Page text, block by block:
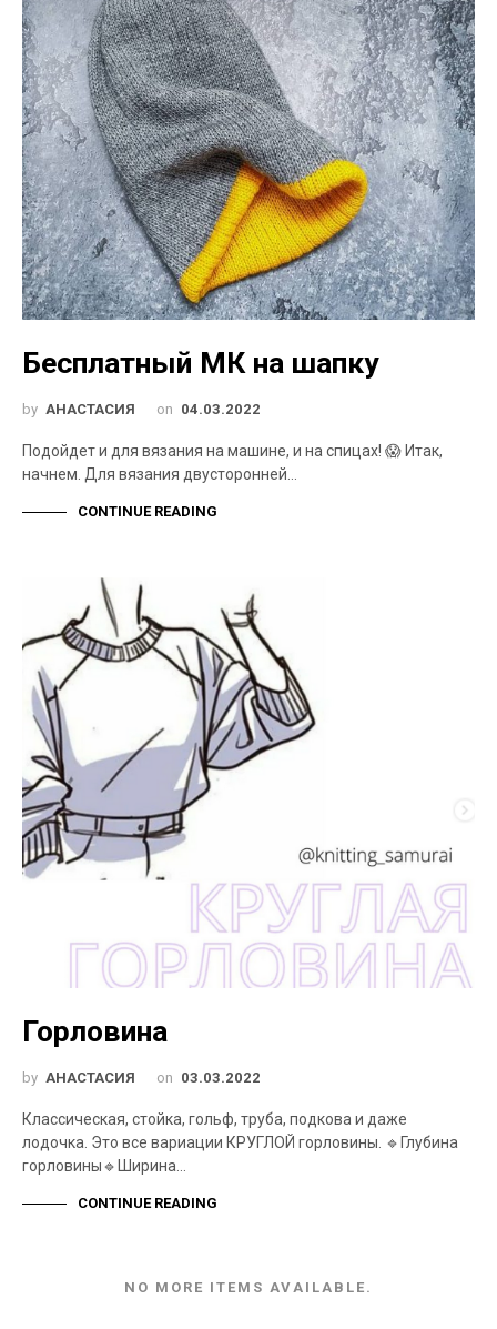
Бесплатный МК на шапку
by АНАСТАСИЯ on 04.03.2022
Подойдет и для вязания на машине, и на спицах! 😱 Итак,
начнем. Для вязания двусторонней…
CONTINUE READING
Горловина
by АНАСТАСИЯ on 03.03.2022
Классическая, стойка, гольф, труба, подкова и даже
лодочка. Это все вариации КРУГЛОЙ горловины. 🔹️Глубина
горловины🔹️Ширина…
CONTINUE READING
NO MORE ITEMS AVAILABLE.